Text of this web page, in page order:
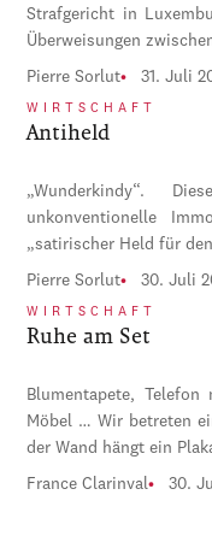
Strafgericht in
Überweisungen
Pierre Sorlut 31. Juli
WIRTSCHAFT
Antiheld
„Wunderkindy“.
unkonventionelle
„satirischer Held für
Pierre Sorlut 30. Juli
WIRTSCHAFT
Ruhe am Set
Blumentapete,
Möbel … Wir betreten
der Wand hängt ein
France Clarinval 30.